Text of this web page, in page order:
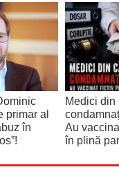
primar al
în
Medici din
Au
în plină